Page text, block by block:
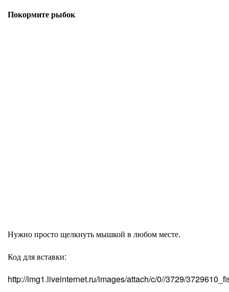
Покормите рыбок
Нужно просто щелкнуть мышкой в любом месте.
Код для вставки:
http://img1.liveinternet.ru/images/attach/c/0//3729/